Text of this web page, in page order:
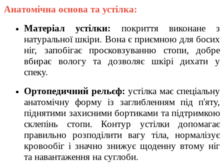
Анатомічна основа та устілка:
Матеріал устілки: покриття виконане з
натуральної шкіри. Вона є приємною для босих
ніг, запобігає просковзуванню стопи, добре
вбирає вологу та дозволяє шкірі дихати у
спеку.
Ортопедичний рельєф: устілка має спеціальну
анатомічну форму із заглибленням під п'яту,
піднятими захисними бортиками та підтримкою
склепінь стопи. Контур устілки допомагає
правильно розподілити вагу тіла, нормалізує
кровообіг і значно знижує щоденну втому ніг
та навантаження на суглоби.